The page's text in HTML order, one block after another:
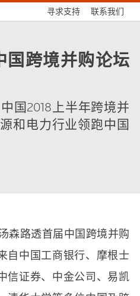
寻求支持 联系我们
国跨境并购论坛
国2018上半年跨境并
和电力行业领跑中国
森路透首届中国跨境并购
自中国工商银行、摩根士
信证券、中金公司、易凯